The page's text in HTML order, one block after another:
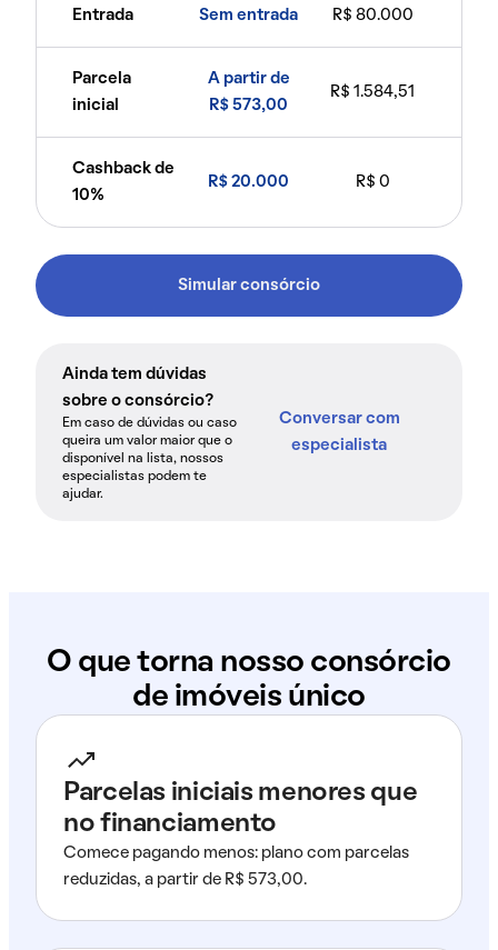
Entrada Sem entrada R$ 80.000
Parcela
inicial
A partir de
R$ 573,00
R$ 1.584,51
Cashback de
10%
R$ 20.000 R$ 0
Simular consórcio
Ainda tem dúvidas
sobre o consórcio?
Em caso de dúvidas ou caso
queira um valor maior que o
disponível na lista, nossos
especialistas podem te
ajudar.
Conversar com
especialista
O que torna nosso consórcio
de imóveis único
Parcelas iniciais menores que
no financiamento
Comece pagando menos: plano com parcelas
reduzidas, a partir de R$ 573,00.